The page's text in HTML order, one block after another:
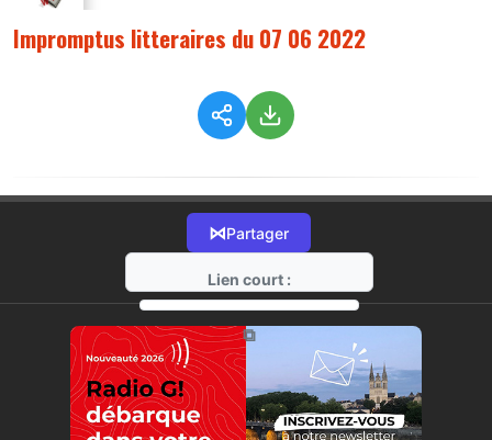
Impromptus litteraires du 07 06 2022
⋈Partager
Lien court :
https://radio-g.fr?8758
⧉